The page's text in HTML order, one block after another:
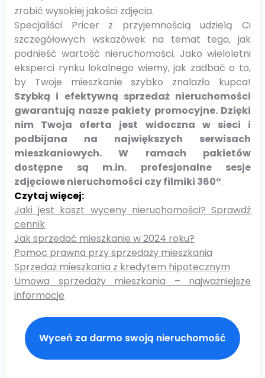
zrobić wysokiej jakości zdjęcia.
Specjaliści Pricer z przyjemnością udzielą Ci
szczegółowych wskazówek na temat tego, jak
podnieść wartość nieruchomości. Jako wieloletni
eksperci rynku lokalnego wiemy, jak zadbać o to,
by Twoje mieszkanie szybko znalazło kupca!
Szybką i efektywną sprzedaż nieruchomości
gwarantują nasze pakiety promocyjne. Dzięki
nim Twoja oferta jest widoczna w sieci i
podbijana na największych serwisach
mieszkaniowych. W ramach pakietów
dostępne są m.in. profesjonalne sesje
zdjęciowe nieruchomości czy filmiki 360°.
Czytaj więcej:
Jaki jest koszt wyceny nieruchomości? Sprawdź
cennik
Jak sprzedać mieszkanie w 2024 roku?
Pomoc prawna przy sprzedaży mieszkania
Sprzedaż mieszkania z kredytem hipotecznym
Umowa sprzedaży mieszkania – najważniejsze
informacje
Wyceń za darmo swoją nieruchomość